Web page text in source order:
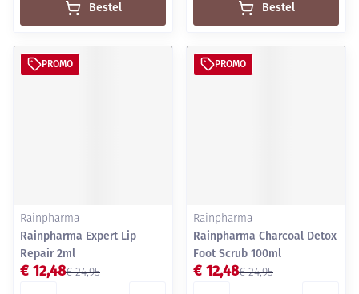
Bestel Bestel
PROMO
Rainpharma
Rainpharma Expert Lip
Repair 2ml
€ 24,95
€ 12,48
PROMO
Rainpharma
Rainpharma Charcoal Detox
Foot Scrub 100ml
€ 24,95
€ 12,48